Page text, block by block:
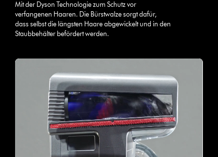
Mit der Dyson Technologie zum Schutz vor
verfangenen Haaren. Die Bürstwalze sorgt dafür,
dass selbst die längsten Haare abgewickelt und in den
Staubbehälter befördert werden.